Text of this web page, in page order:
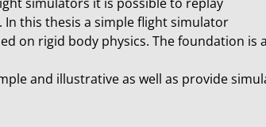
this thesis a simple flight simulator
on rigid body physics. The foundation
and illustrative as well as provide